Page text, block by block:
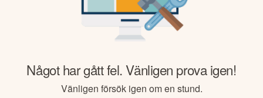
Något har gått fel. Vänligen prova igen!
Vänligen försök igen om en stund.